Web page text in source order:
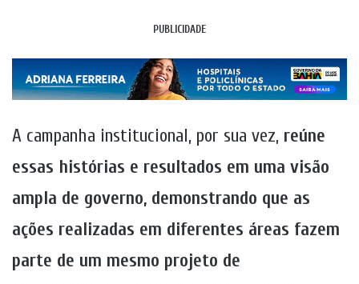
PUBLICIDADE
A campanha institucional, por sua vez, reúne
essas histórias e resultados em uma visão
ampla de governo, demonstrando que as
ações realizadas em diferentes áreas fazem
parte de um mesmo projeto de